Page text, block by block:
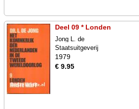
Deel 09 * Londen
Jong L. de
Staatsuitgeverij
1979
€ 9.95